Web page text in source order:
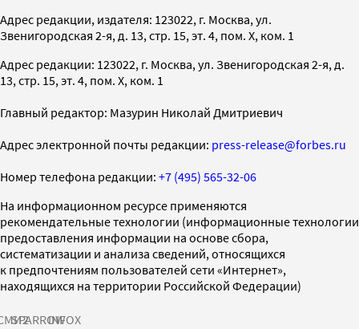
Адрес редакции, издателя: 123022, г. Москва, ул.
Звенигородская 2-я, д. 13, стр. 15, эт. 4, пом. X, ком. 1
Адрес редакции: 123022, г. Москва, ул. Звенигородская 2-я, д.
13, стр. 15, эт. 4, пом. X, ком. 1
Главный редактор: Мазурин Николай Дмитриевич
Адрес электронной почты редакции: press-release@forbes.ru
Номер телефона редакции: +7 (495) 565-32-06
На информационном ресурсе применяются
рекомендательные технологии (информационные технологии
предоставления информации на основе сбора,
систематизации и анализа сведений, относящихся
к предпочтениям пользователей сети «Интернет»,
находящихся на территории Российской Федерации)
SPARROWINFOX